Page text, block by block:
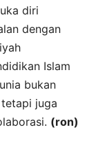
diri
dengan
Islam
bukan
juga
(ron)